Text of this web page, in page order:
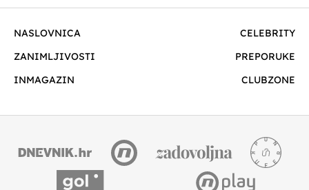
NASLOVNICA
CELEBRITY
ZANIMLJIVOSTI
PREPORUKE
INMAGAZIN
CLUBZONE